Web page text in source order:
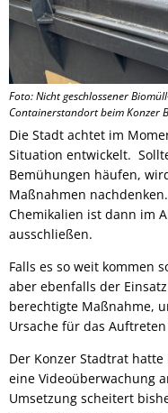
Foto: Nicht geschlossener
Containerstandort beim Konzer
Die Stadt achtet im
Situation entwickelt.
Bemühungen häufen,
Maßnahmen
Chemikalien ist dann im
ausschließen.
Falls es so weit kommen
aber ebenfalls der
berechtigte Maßnahme,
Ursache für das
Der Konzer Stadtrat
eine Videoüberwachung
Umsetzung scheitert